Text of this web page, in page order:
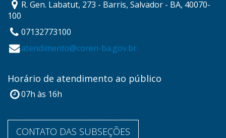
R. Gen. Labatut, 273 - Barris, Salvador - BA, 40070-
100
07132773100
atendimento@coren-ba.gov.br
Horário de atendimento ao público
07h às 16h
CONTATO DAS SUBSEÇÕES